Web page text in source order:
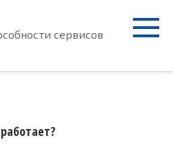
сервисов